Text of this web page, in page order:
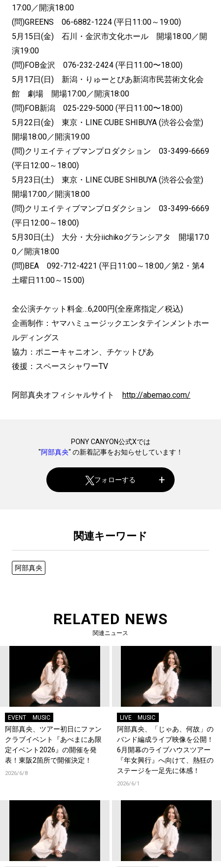
17:00／開演18:00
(問)GREENS 06-6882-1224 (平日11:00～19:00)
5月15日(金) 石川・金沢市文化ホール 開場18:00／開
演19:00
(問)FOB金沢 076-232-2424 (平日11:00〜18:00)
5月17日(日) 新潟・りゅーとぴあ新潟市民芸術文化会
館 劇場 開場17:00／開演18:00
(問)FOB新潟 025-229-5000 (平日11:00〜18:00)
5月22日(金) 東京・LINE CUBE SHIBUYA (渋谷公会堂)
開場18:00／開演19:00
(問)クリエイティブマンプロダクション 03-3499-6669
(平日12:00～18:00)
5月23日(土) 東京・LINE CUBE SHIBUYA (渋谷公会堂)
開場17:00／開演18:00
(問)クリエイティブマンプロダクション 03-3499-6669
(平日12:00～18:00)
5月30日(土) 大分・大分iichikoグランシアタ 開場17:0
0／開演18:00
(問)BEA 092-712-4221 (平日11:00～18:00／第2・第4
土曜日11:00～15:00)
全公演チケット料金…6,200円(全座席指定／税込)
企画制作：ヤマハミュージックエンタテインメントホー
ルディングス
協力：ポニーキャニオン、チケットぴあ
後援：スペースシャワーTV
阿部真央オフィシャルサイト http://abemao.com/
PONY CANYON公式Xでは
"阿部真央" の新着記事をお知らせしています！
フォローする
関連キーワード
阿部真央
RELATED NEWS
関連ニュース
EVENT MUSIC
阿部真央、ツアー初日にファン
クラブイベント『あべまにあ限
定イベント2026』の開催を発
表！東阪2箇所で開催決定！
2026/6/8
LIVE MUSIC
阿部真央、「じゃあ、何故」の
バンド編成ライブ映像を公開！
6月開幕のライブハウスツアー
『年女興行』へ向けて、熱狂の
ステージを一足先に体感！
2026/6/1